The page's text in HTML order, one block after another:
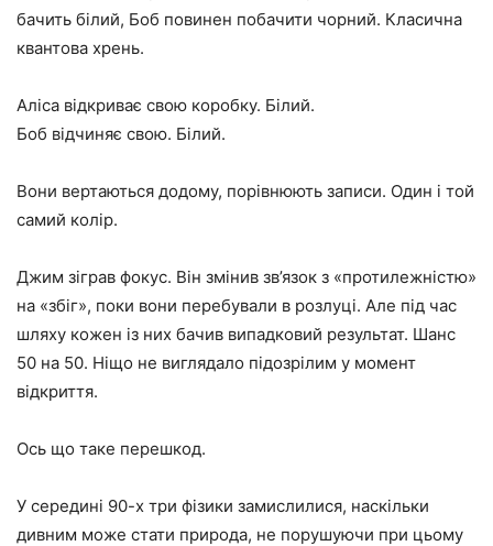
бачить білий, Боб повинен побачити чорний. Класична
квантова хрень.
Аліса відкриває свою коробку. Білий.
Боб відчиняє свою. Білий.
Вони вертаються додому, порівнюють записи. Один і той
самий колір.
Джим зіграв фокус. Він змінив зв’язок з «протилежністю»
на «збіг», поки вони перебували в розлуці. Але під час
шляху кожен із них бачив випадковий результат. Шанс
50 на 50. Ніщо не виглядало підозрілим у момент
відкриття.
Ось що таке перешкод.
У середині 90-х три фізики замислилися, наскільки
дивним може стати природа, не порушуючи при цьому